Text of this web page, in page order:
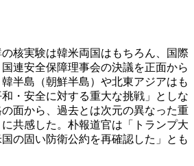
核実験は韓米両国はもちろん、国際
連安全保障理事会の決議を正面から
半島（朝鮮半島）や北東アジアはも
・安全に対する重大な挑戦」としな
面から、過去とは次元の異なった重
共感した。朴報道官は「トランプ大
の固い防衛公約を再確認した」とも